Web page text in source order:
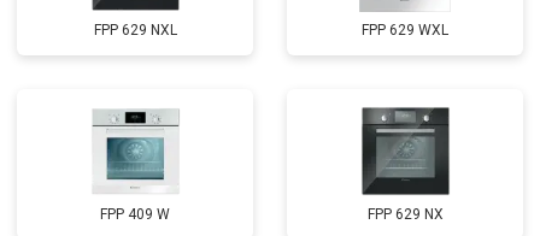
FPP 629 NXL FPP 629 WXL
FPP 409 W FPP 629 NX